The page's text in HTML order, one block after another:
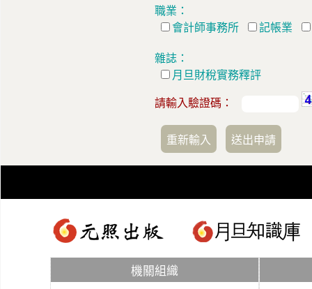
職業：
會計師事務所
記帳業
雜誌：
月旦財稅實務釋評
請輸入驗證碼：
機關組織